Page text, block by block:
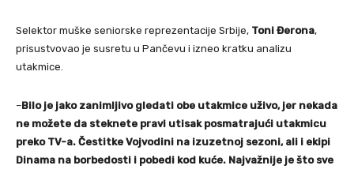
Selektor muške seniorske reprezentacije Srbije, Toni Đerona,
prisustvovao je susretu u Pančevu i izneo kratku analizu
utakmice.
–Bilo je jako zanimljivo gledati obe utakmice uživo, jer nekada
ne možete da steknete pravi utisak posmatrajući utakmicu
preko TV-a. Čestitke Vojvodini na izuzetnoj sezoni, ali i ekipi
Dinama na borbedosti i pobedi kod kuće. Najvažnije je što sve